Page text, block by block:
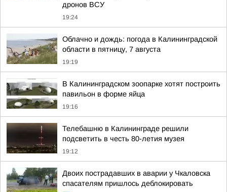
дронов ВСУ
19:24
Облачно и дождь: погода в Калининградской
области в пятницу, 7 августа
19:19
В Калининградском зоопарке хотят построить
павильон в форме яйца
19:16
Телебашню в Калининграде решили
подсветить в честь 80-летия музея
19:12
Двоих пострадавших в аварии у Чкаловска
спасателям пришлось деблокировать